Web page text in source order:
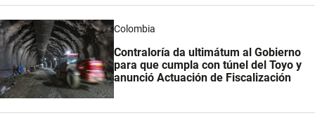
Colombia
Contraloría da ultimátum al Gobierno
para que cumpla con túnel del Toyo y
anunció Actuación de Fiscalización